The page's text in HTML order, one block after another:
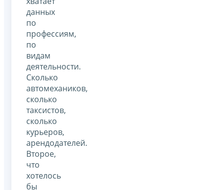
данных
по
профессиям,
по
видам
деятельности.
Сколько
автомехаников,
сколько
таксистов,
сколько
курьеров,
арендодателей.
Второе,
что
хотелось
бы